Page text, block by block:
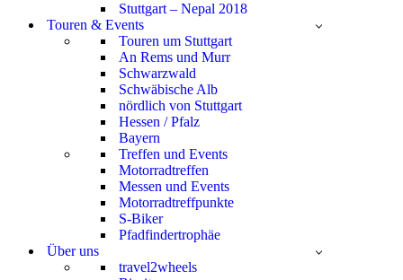
Stuttgart – Nepal 2018
Touren & Events
Touren um Stuttgart
An Rems und Murr
Schwarzwald
Schwäbische Alb
nördlich von Stuttgart
Hessen / Pfalz
Bayern
Treffen und Events
Motorradtreffen
Messen und Events
Motorradtreffpunkte
S-Biker
Pfadfindertrophäe
Über uns
travel2wheels